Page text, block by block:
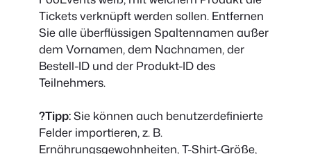
Tickets verknüpft werden sollen. Entfernen
Sie alle überflüssigen Spaltennamen außer
dem Vornamen, dem Nachnamen, der
Bestell-ID und der Produkt-ID des
Teilnehmers.
?Tipp:Sie können auch benutzerdefinierte
Felder importieren, z. B.
Ernährungsgewohnheiten, T-Shirt-Größe,